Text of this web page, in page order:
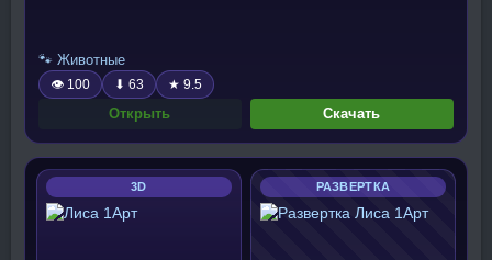
🐾 Животные
👁 100 ⬇ 63 ★ 9.5
Открыть Скачать
3D РАЗВЕРТКА